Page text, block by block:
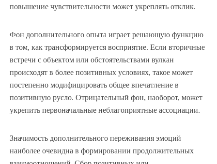
повышение чувствительности может укреплять отклик.
Фон дополнительного опыта играет решающую функцию
в том, как трансформируется восприятие. Если вторичные
встречи с объектом или обстоятельствами вулкан
происходят в более позитивных условиях, такое может
постепенно модифицировать общее впечатление в
позитивную русло. Отрицательный фон, наоборот, может
укрепить первоначальные неблагоприятные ассоциации.
Значимость дополнительного переживания эмоций
наиболее очевидна в формировании продолжительных